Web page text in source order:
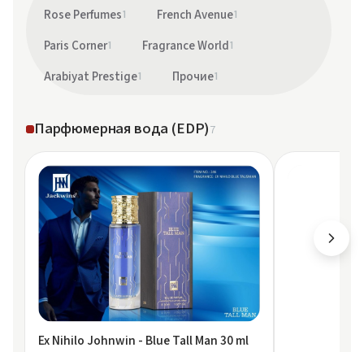
Rose Perfumes1 French Avenue1
Paris Corner1 Fragrance World 1
Arabiyat Prestige1 Прочие1
Парфюмерная вода (EDP)7
Ex Nihilo Johnwin - Blue Tall Man 30 ml